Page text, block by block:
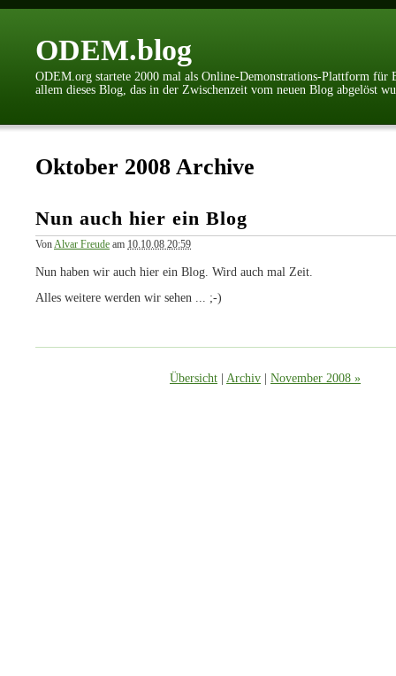
ODEM.blog
ODEM.org startete 2000 mal als Online-Demonstrations-Plattform für
allem dieses Blog, das in der Zwischenzeit vom neuen Blog abgelöst
Oktober 2008 Archive
Nun auch hier ein Blog
Von Alvar Freude am 10.10.08 20:59
Nun haben wir auch hier ein Blog. Wird auch mal Zeit.
Alles weitere werden wir sehen ... ;-)
Übersicht Archiv November 2008 »